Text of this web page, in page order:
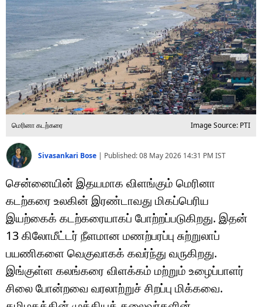
ஹெஃல்த்
ஷார்ட் வீடியோஸ்
வலை கதைகள்
போட்டோ கேலரி
மெரினா கடற்கரை Image Source: PTI
Sivasankari Bose | Published:08 May 2026 14:31 PM IST
சென்னையின் இதயமாக விளங்கும் மெரினா
கடற்கரை உலகின் இரண்டாவது மிகப்பெரிய
இயற்கைக் கடற்கரையாகப் போற்றப்படுகிறது. இதன்
13 கிலோமீட்டர் நீளமான மணற்பரப்பு சுற்றுலாப்
பயணிகளை வெகுவாகக் கவர்ந்து வருகிறது.
இங்குள்ள கலங்கரை விளக்கம் மற்றும் உழைப்பாளர்
சிலை போன்றவை வரலாற்றுச் சிறப்பு மிக்கவை.